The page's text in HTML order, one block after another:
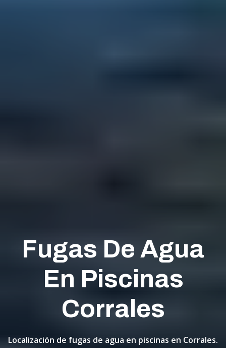
Fugas De Agua
En Piscinas
Corrales
Localización de fugas de agua en piscinas en Corrales.